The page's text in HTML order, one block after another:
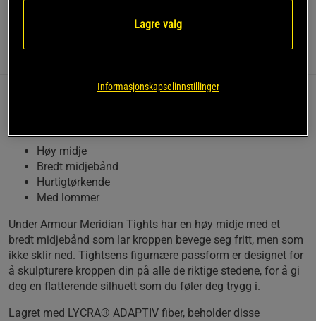
Høy midje
Bredt midjebånd
Hurtigtørkende
Med lommer
Under Armour Meridian Tights har en høy midje med et
bredt midjebånd som lar kroppen bevege seg fritt, men som
ikke sklir ned. Tightsens figurnære passform er designet for
å skulpturere kroppen din på alle de riktige stedene, for å gi
deg en flatterende silhuett som du føler deg trygg i.
Lagret med LYCRA® ADAPTIV fiber, beholder disse
Lagre valg
Informasjonskapselinnstillinger